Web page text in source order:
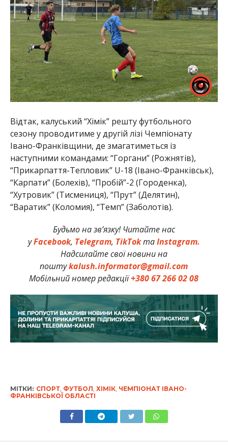
Відтак, калуський “Хімік” решту футбольного
сезону проводитиме у другій лізі Чемпіонату
Івано-Франківщини, де змагатиметься із
наступними командами: “Горгани” (Рожнятів),
“Прикарпаття-Тепловик” U-18 (Івано-Франківськ),
“Карпати” (Болехів), “Пробій”-2 (Городенка),
“Хутровик” (Тисмениця), “Прут” (Делятин),
“Варатик” (Коломия), “Темп” (Заболотів).
Будьмо на зв’язку! Читайте нас
уFacebook, Telegram, TikTokтаInstagram.
Надсилайте свої новини на
поштуkalush.informator@gmail.com
Мобільний номер редакції+380 67 266 02 08
МІТКИ: СПОРТ, ФУТБОЛ ХІМІК, ЧЕМПІОНАТ ІВАНО-
ФРАНКІВСЬКОЇ ОБЛАСТІ